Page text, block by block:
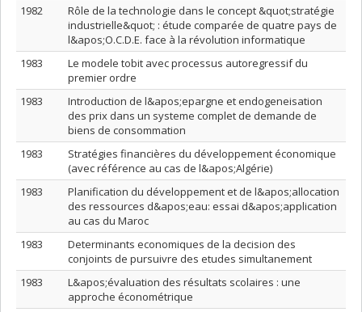
1982
Rôle de la technologie dans le concept &quot;stratégie
industrielle&quot; : étude comparée de quatre pays de
l&apos;O.C.D.E. face à la révolution informatique
1983
Le modele tobit avec processus autoregressif du
premier ordre
1983
Introduction de l&apos;epargne et endogeneisation
des prix dans un systeme complet de demande de
biens de consommation
1983
Stratégies financières du développement économique
(avec référence au cas de l&apos;Algérie)
1983
Planification du développement et de l&apos;allocation
des ressources d&apos;eau: essai d&apos;application
au cas du Maroc
1983
Determinants economiques de la decision des
conjoints de pursuivre des etudes simultanement
1983
L&apos;évaluation des résultats scolaires : une
approche économétrique